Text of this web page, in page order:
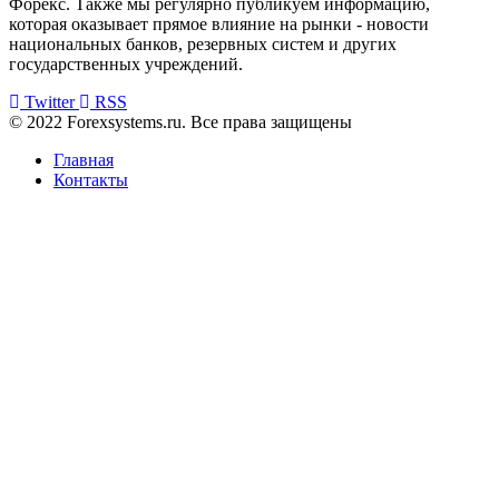
которая оказывает прямое влияние на рынки - новости
национальных банков, резервных систем и других
государственных учреждений.
Twitter
RSS
© 2022 Forexsystems.ru. Все права защищены
Главная
Контакты